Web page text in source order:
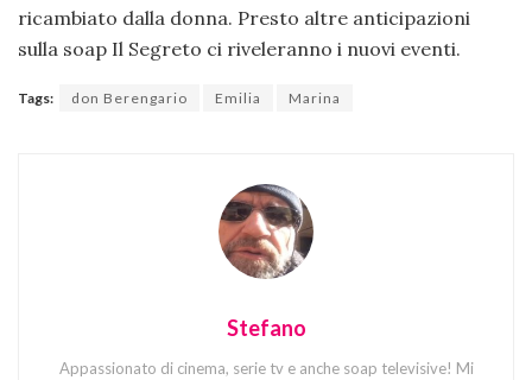
ricambiato dalla donna. Presto altre anticipazioni
sulla soap Il Segreto ci riveleranno i nuovi eventi.
Tags: don Berengario Emilia Marina
Stefano
Appassionato di cinema, serie tv e anche soap televisive! Mi